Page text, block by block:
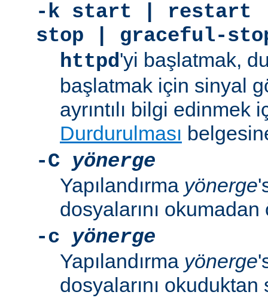
-k start | restart
stop | graceful-
httpd'yi başlatmak,
başlatmak için sinyal
ayrıntılı bilgi edinmek
Durdurulması
-C yönerge
Yapılandırma yönerge
dosyalarını
-c
yönerge
Yapılandırma yönerge
dosyalarını